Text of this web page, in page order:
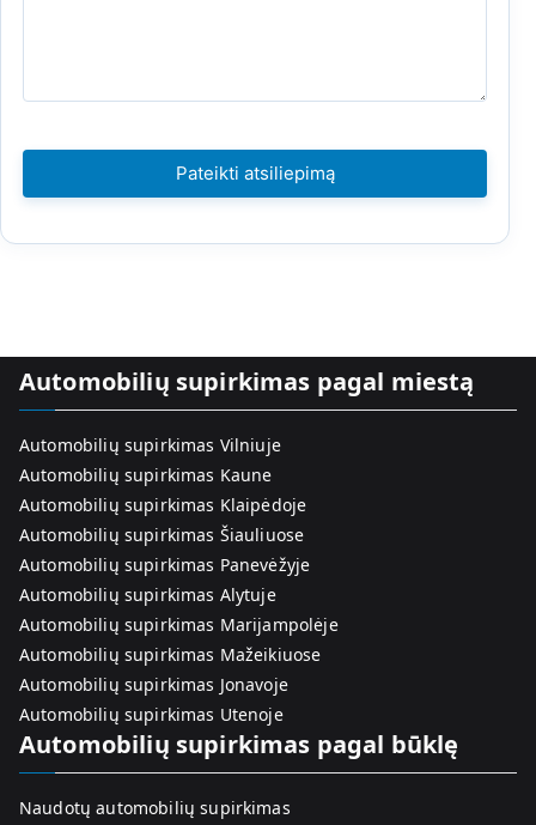
Automobilių supirkimas pagal miestą
Automobilių supirkimas Vilniuje
Automobilių supirkimas Kaune
Automobilių supirkimas Klaipėdoje
Automobilių supirkimas Šiauliuose
Automobilių supirkimas Panevėžyje
Automobilių supirkimas Alytuje
Automobilių supirkimas Marijampolėje
Automobilių supirkimas Mažeikiuose
Automobilių supirkimas Jonavoje
Automobilių supirkimas Utenoje
Automobilių supirkimas pagal būklę
Naudotų automobilių supirkimas